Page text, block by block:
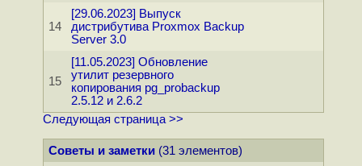
14
[29.06.2023] Выпуск
дистрибутива Proxmox Backup
Server 3.0
15
[11.05.2023] Обновление
утилит резервного
копирования pg_probackup
2.5.12 и 2.6.2
Следующая страница >>
Советы и заметки(31 элементов)